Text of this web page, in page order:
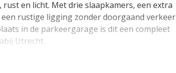
en licht. Met drie slaapkamers, een extra
rustige ligging zonder doorgaand verkeer
in de parkeergarage is dit een compleet
Utrecht.